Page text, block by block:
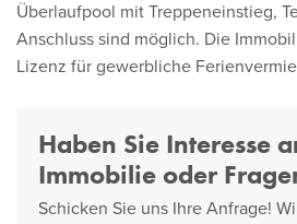
Überlaufpool mit Treppeneinstieg,
Anschluss sind möglich. Die
Lizenz für gewerbliche
Haben Sie Interesse
Immobilie oder
Schicken Sie uns Ihre Anfrage!